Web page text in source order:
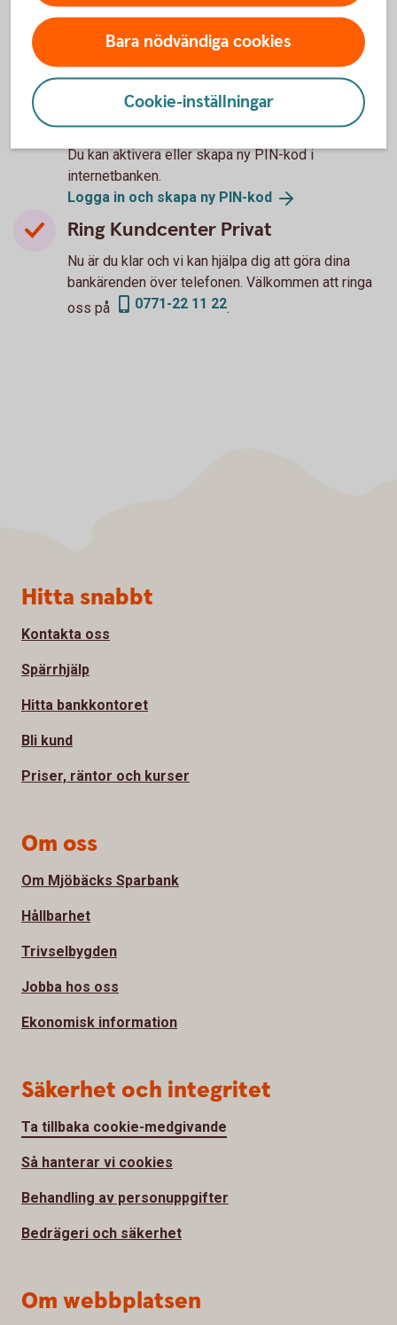
Skaffa Mobilt BankID
Skaffa PIN-kod
Du kan aktivera eller skapa ny PIN-kod i
internetbanken.
Logga in och skapa ny PIN-kod
Ring Kundcenter Privat
Nu är du klar och vi kan hjälpa dig att göra dina
bankärenden över telefonen. Välkommen att ringa
oss på
0771-22 11 22.
Bara nödvändiga cookies
Cookie-inställningar
Sidfot
Hitta snabbt
Kontakta oss
Spärrhjälp
Hitta bankkontoret
Bli kund
Priser, räntor och kurser
Om oss
Om Mjöbäcks Sparbank
Hållbarhet
Trivselbygden
Jobba hos oss
Ekonomisk information
Säkerhet och integritet
Ta tillbaka cookie-medgivande
Så hanterar vi cookies
Behandling av personuppgifter
Bedrägeri och säkerhet
Om webbplatsen